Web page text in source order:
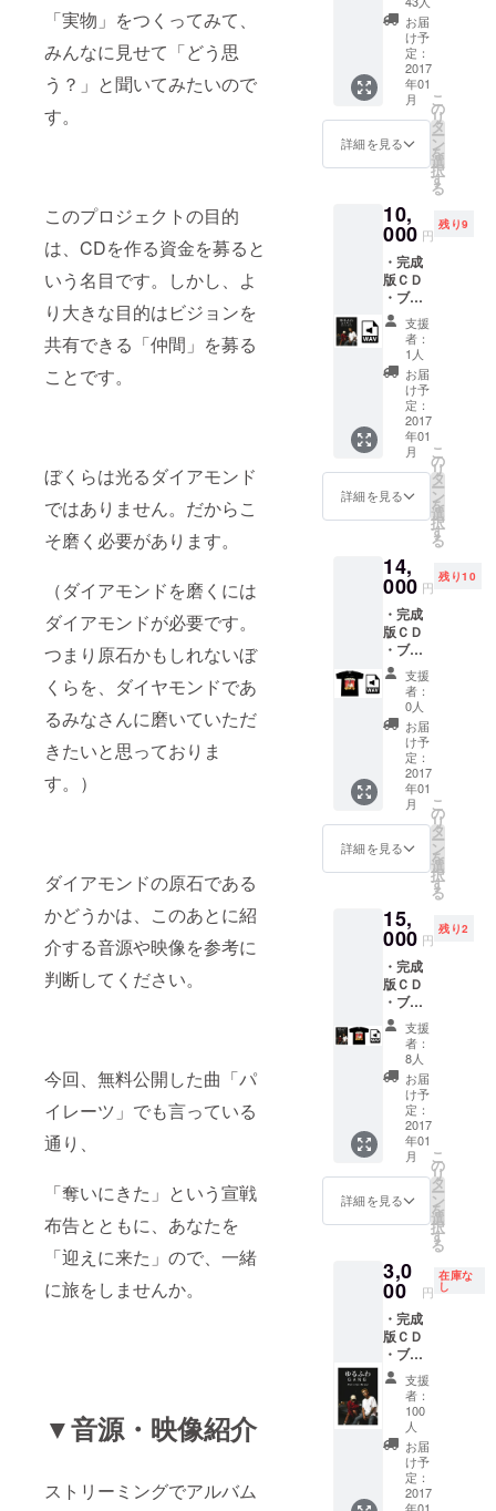
「実物」をつくってみて、
みんなに見せて「どう思
う？」と聞いてみたいので
す。
このプロジェクトの目的
は、CDを作る資金を募ると
いう名目です。しかし、よ
り大きな目的はビジョンを
共有できる「仲間」を募る
ことです。
ぼくらは光るダイアモンド
ではありません。だからこ
そ磨く必要があります。
（ダイアモンドを磨くには
ダイアモンドが必要です。
つまり原石かもしれないぼ
くらを、ダイヤモンドであ
るみなさんに磨いていただ
きたいと思っておりま
す。）
ダイアモンドの原石である
かどうかは、このあとに紹
介する音源や映像を参考に
判断してください。
今回、無料公開した曲「パ
イレーツ」でも言っている
通り、
「奪いにきた」という宣戦
布告とともに、あなたを
「迎えに来た」ので、一緒
に旅をしませんか。
▼音源・映像紹介
ストリーミングでアルバム
ザイン
です）
ト(CD
に封入
される
ブック
レット
にゆる
ふわ
ギャン
グの一
員とし
が載り
ます) ・
ポスト
カード
・アー
トブッ
ク
（20P
〜24P
程度予
定）ー
（写真
は仮デ
ザイン
です）
・オリ
ジナルT
ザイン
です）
お届
け予
定：
2017
年01
月
詳細を見る
こ
の
リ
タ
ー
ン
を
選
択
す
る
10,
000 円
残り9
・完成
版ＣＤ
・ブッ
クレッ
トにク
レジッ
ト(CD
に封入
される
ブック
レット
にゆる
ふわ
ギャン
グの一
員とし
が載り
ます) ・
ポスト
カード
・アー
トブッ
ク
（20P
〜24P
程度予
定）ー
（写真
は仮デ
ザイン
です）
・WAV
データ
ペラ）
・WAV
データ
（イン
スト）
支援
者：
1人
お届
け予
定：
2017
年01
月
詳細を見る
こ
の
リ
タ
ー
ン
を
選
択
す
る
14,
000 円
残り10
・完成
版ＣＤ
・ブッ
クレッ
トにク
レジッ
ト(CD
に封入
される
ブック
レット
にゆる
ふわ
ギャン
グの一
員とし
が載り
ます) ・
ポスト
カード
・オリ
ジナルT
シャツ
（写真
は仮デ
ザイン
です）
・WAV
データ
・WAV
データ
（アカ
ペラ）
スト）
支援
者：
0人
お届
け予
定：
2017
年01
月
詳細を見る
こ
の
リ
タ
ー
ン
を
選
択
す
る
15,
000 円
残り2
・完成
版ＣＤ
・ブッ
クレッ
トにク
レジッ
ト(CD
に封入
される
ブック
レット
にゆる
ふわ
ギャン
グの一
員とし
が載り
ます) ・
ポスト
カード
・アー
トブッ
ク
（20P
〜24P
程度予
定）ー
（写真
は仮デ
ザイン
支援
者：
8人
お届
け予
定：
2017
年01
月
詳細を見る
こ
の
リ
タ
ー
ン
を
選
択
す
る
3,0
00 円
在庫な
し
・完成
版ＣＤ
・ブッ
クレッ
トにク
レジッ
ト(CD
に封入
される
ブック
レット
支援
者：
100
人
お届
け予
定：
2017